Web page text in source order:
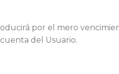
por el mero
del Usuario.